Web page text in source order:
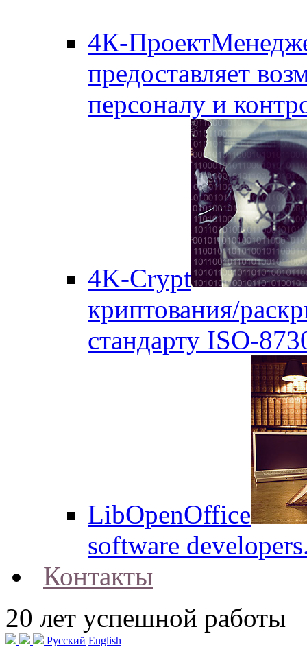
4К-
предоставляет
персоналу и
4K-Crypt
криптования/
стандарту ISO-
LibOpenOffice
software
Контакты
20 лет успешной работы
Русский English